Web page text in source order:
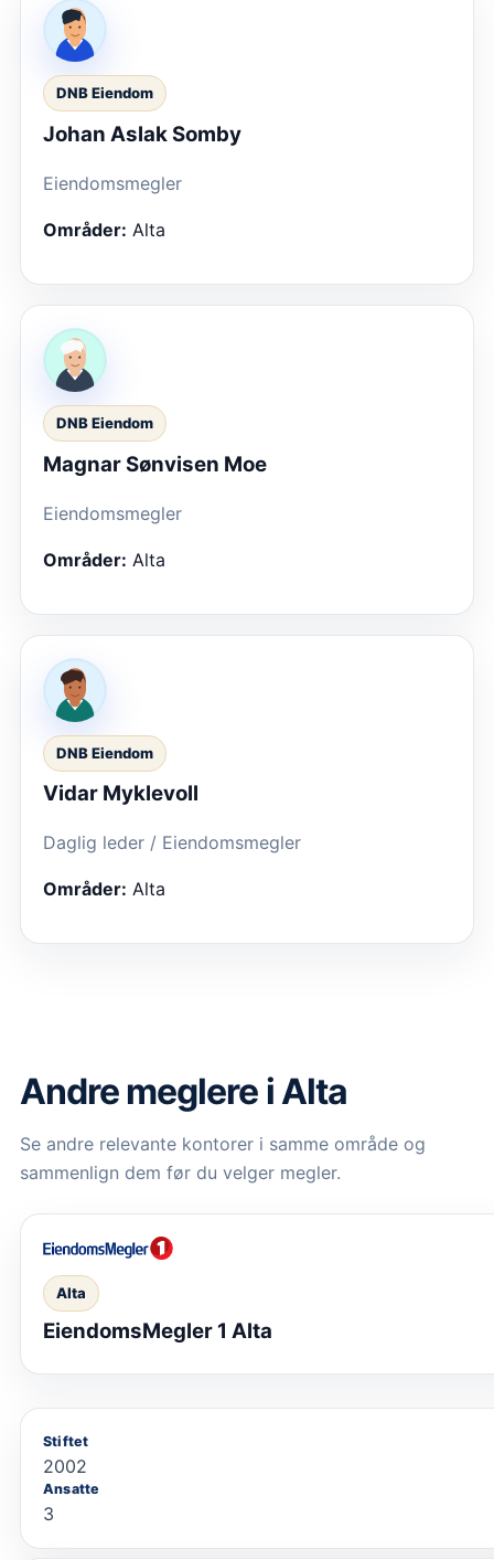
DNB Eiendom
Johan Aslak Somby
Eiendomsmegler
Områder: Alta
DNB Eiendom
Magnar Sønvisen Moe
Eiendomsmegler
Områder: Alta
DNB Eiendom
Vidar Myklevoll
Daglig leder / Eiendomsmegler
Områder: Alta
Andre meglere i Alta
Se andre relevante kontorer i samme område og
sammenlign dem før du velger megler.
Alta
EiendomsMegler 1 Alta
Stiftet
2002
Ansatte
3